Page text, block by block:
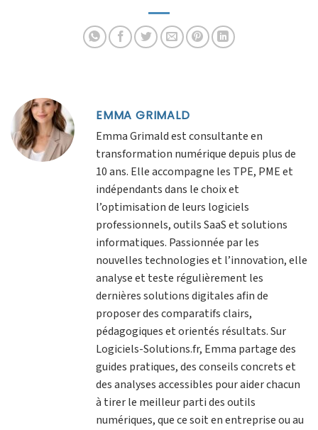
EMMA GRIMALD
Emma Grimald est consultante en
transformation numérique depuis plus de
10 ans. Elle accompagne les TPE, PME et
indépendants dans le choix et
l’optimisation de leurs logiciels
professionnels, outils SaaS et solutions
informatiques. Passionnée par les
nouvelles technologies et l’innovation, elle
analyse et teste régulièrement les
dernières solutions digitales afin de
proposer des comparatifs clairs,
pédagogiques et orientés résultats. Sur
Logiciels-Solutions.fr, Emma partage des
guides pratiques, des conseils concrets et
des analyses accessibles pour aider chacun
à tirer le meilleur parti des outils
numériques, que ce soit en entreprise ou au